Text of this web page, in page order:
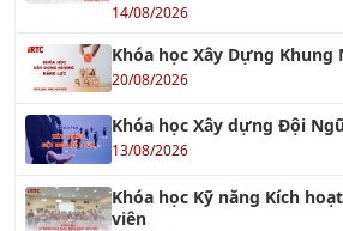
14/08/2026
Khóa học Xây Dựng Khung
20/08/2026
Khóa học Xây dựng Đội
13/08/2026
Khóa học Kỹ năng Kích
viên